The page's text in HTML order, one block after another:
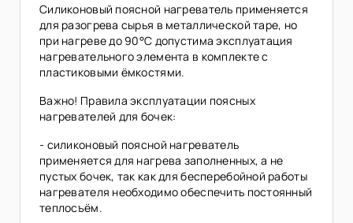
Силиконовый поясной нагреватель применяется
для разогрева сырья в металлической таре, но
при нагреве до 90°С допустима эксплуатация
нагревательного элемента в комплекте с
пластиковыми ёмкостями.
Важно! Правила эксплуатации поясных
нагревателей для бочек:
- силиконовый поясной нагреватель
применяется для нагрева заполненных, а не
пустых бочек, так как для бесперебойной работы
нагревателя необходимо обеспечить постоянный
теплосъём.